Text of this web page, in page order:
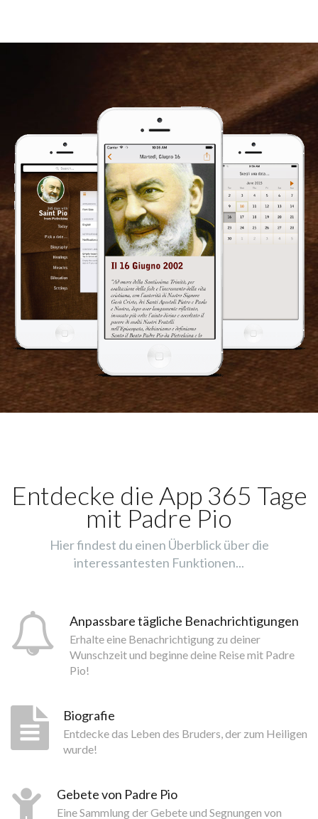
Entdecke die App 365 Tage
mit Padre Pio
Hier findest du einen Überblick über die
interessantesten Funktionen...
Anpassbare tägliche Benachrichtigungen
Erhalte eine Benachrichtigung zu deiner
Wunschzeit und beginne deine Reise mit Padre
Pio!
Biografie
Entdecke das Leben des Bruders, der zum Heiligen
wurde!
Gebete von Padre Pio
Eine Sammlung der Gebete und Segnungen von